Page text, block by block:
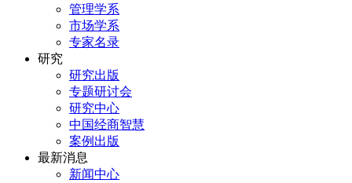
管理学系
市场学系
专家名录
研究
研究出版
专题研讨会
研究中心
中国经商智慧
案例出版
最新消息
新闻中心